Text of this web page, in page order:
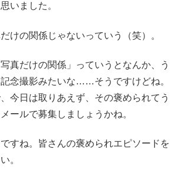
いました。
けの関係じゃないっていう（笑）。
写真だけの関係」っていうとなんか、う
念撮影みたいな……そうですけどね。
今日は取りあえず、その褒められてう
ールで募集しましょうかね。
ですね。皆さんの褒められエピソードを
。